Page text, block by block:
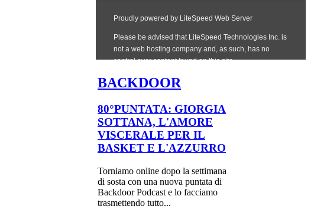
BACKDOOR
80°PUNTATA: GIORGIA
SOTTANA, L'AMORE
VISCERALE PER IL
BASKET E L'AZZURRO
Torniamo online dopo la settimana
di sosta con una nuova puntata di
Backdoor Podcast e lo facciamo
trasmettendo tutto...